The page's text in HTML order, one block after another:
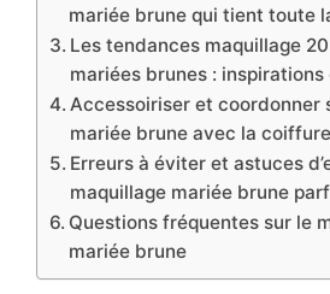
mariée brune qui tient toute
Les tendances maquillage
mariées brunes :
Accessoiriser et coordonner
mariée brune avec la
Erreurs à éviter et astuces
maquillage mariée brune
Questions fréquentes sur le
mariée brune